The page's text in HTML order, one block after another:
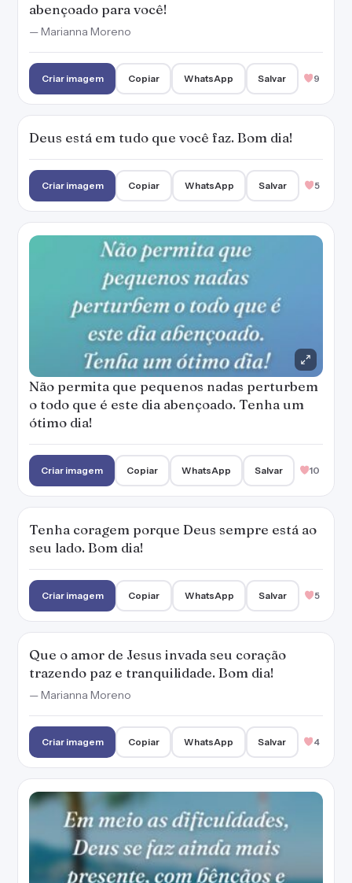
o todo que é este dia abençoado. Tenha um
ótimo dia!
Criar imagem Copiar WhatsApp Salvar 10
Tenha coragem porque Deus sempre está ao
seu lado. Bom dia!
Criar imagem Copiar WhatsApp Salvar
Que o amor de Jesus invada seu coração
— Marianna Moreno
Criar imagem Copiar WhatsApp Salvar 4
mais presente, com bênçãos e com cuidado.
Bom dia!
— Marianna Moreno
Criar imagem Copiar WhatsApp Salvar
Que Deus nos conceda um dia abençoado e